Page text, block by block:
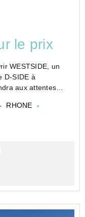
le prix
WESTSIDE, un
D-SIDE à
aux attentes
HQE
RHONE